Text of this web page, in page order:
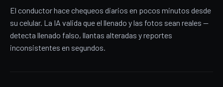
El conductor hace chequeos diarios en pocos minutos desde
su celular. La IA valida que el llenado y las fotos sean reales —
detecta llenado falso, llantas alteradas y reportes
inconsistentes en segundos.